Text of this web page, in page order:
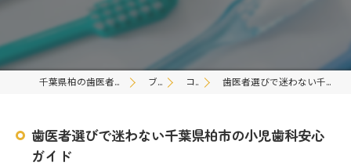
千葉県柏の歯医者なら医療法人社団そはや ブログ コラム 歯医者選びで迷わない千葉県柏市の小児歯科安心ガイド
歯医者選びで迷わない千葉県柏市の小児歯科安心
ガイド